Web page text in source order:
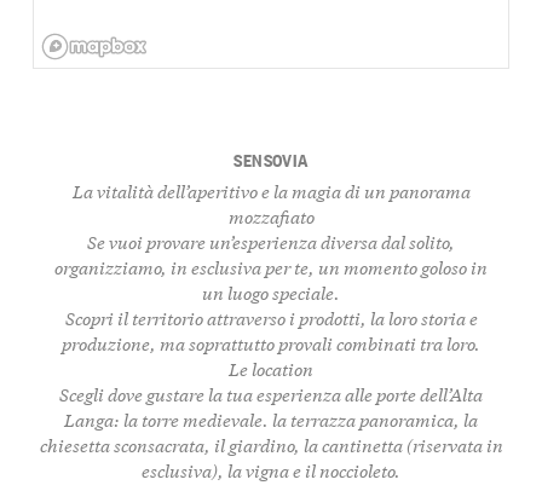
SENSOVIA
La vitalità dell’aperitivo e la magia di un panorama
mozzafiato
Se vuoi provare un’esperienza diversa dal solito,
organizziamo, in esclusiva per te, unmomento golosoin
un luogo speciale.
Scopri il territorio attraverso iprodotti, la loro storia e
produzione, ma soprattuttoprovali combinati tra loro.
Le location
Sceglidove gustare la tua esperienza alle porte dell’Alta
Langa: la torre medievale. la terrazza panoramica, la
chiesetta sconsacrata, il giardino, la cantinetta (riservata in
esclusiva), la vigna e il noccioleto.